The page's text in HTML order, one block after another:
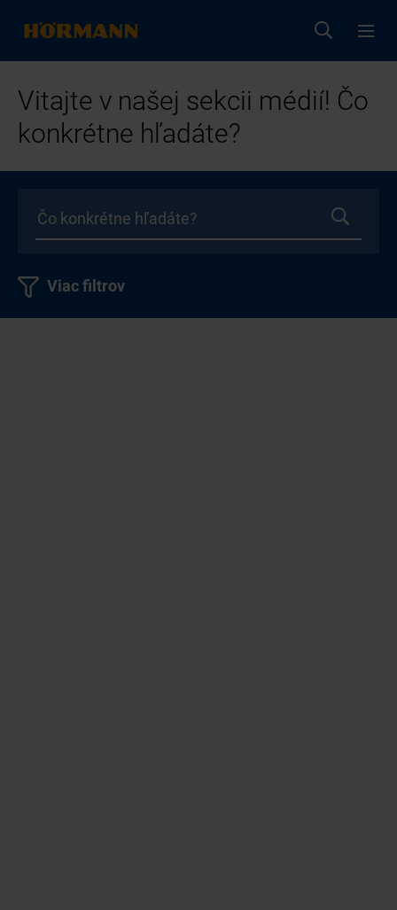
Vitajte v našej sekcii médií! Čo
konkrétne hľadáte?
Viac filtrov